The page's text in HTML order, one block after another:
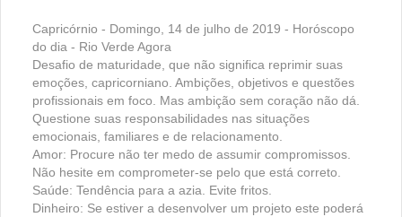
Capricórnio - Domingo, 14 de julho de 2019 - Horóscopo
do dia - Rio Verde Agora
Desafio de maturidade, que não significa reprimir suas
emoções, capricorniano. Ambições, objetivos e questões
profissionais em foco. Mas ambição sem coração não dá.
Questione suas responsabilidades nas situações
emocionais, familiares e de relacionamento.
Amor: Procure não ter medo de assumir compromissos.
Não hesite em comprometer-se pelo que está correto.
Saúde: Tendência para a azia. Evite fritos.
Dinheiro: Se estiver a desenvolver um projeto este poderá